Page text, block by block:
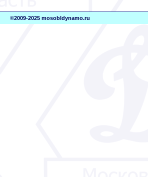
©2009-2025 mosobldynamo.ru